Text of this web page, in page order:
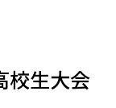
校生大会